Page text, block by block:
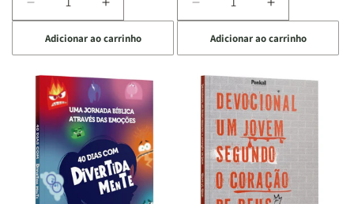
Diminuir
a
quantidade
de
Devocional
Quarto
de
Guerra
Isabelle
S.
Alves
Aumentar
a
quantidade
de
Devocional
Quarto
de
Guerra
|
Isabelle
S.
Alves
Adicionar ao carrinho
Diminuir
a
quantidade
de
Devocional
Café
com
Mulheres
da
Bíblia
Equipe
Aumentar
a
quantidade
de
Devocional
Café
com
Mulheres
da
Bíblia
|
Equipe
Adicionar ao carrinho